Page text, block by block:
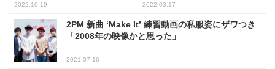
2022.10.19 2022.03.17
2PM 新曲 ‘Make It’ 練習動画の私服姿にザワつき
「2008年の映像かと思った」
2021.07.16